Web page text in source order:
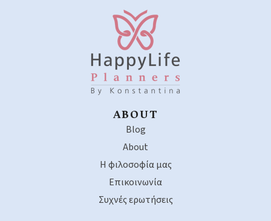
ABOUT
Blog
About
Η φιλοσοφία μας
Επικοινωνία
Συχνές ερωτήσεις